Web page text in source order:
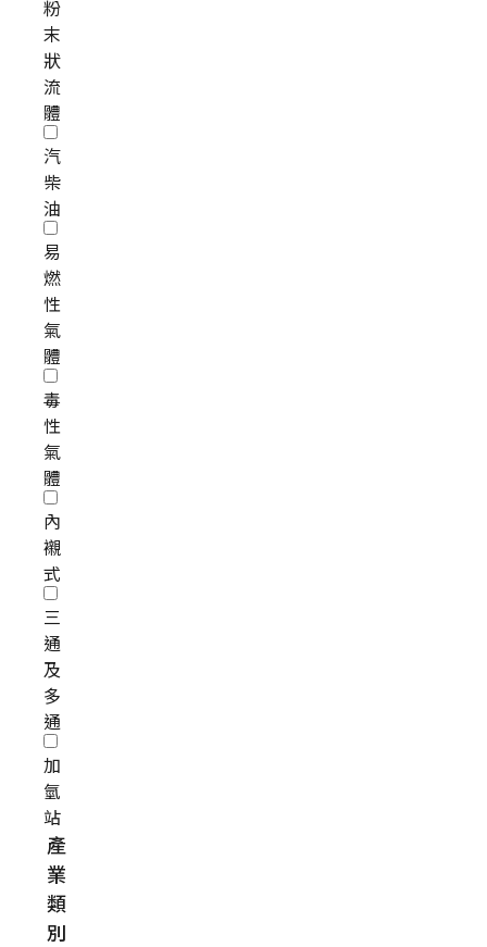
粉
末
狀
流
體
汽
柴
油
易
燃
性
氣
體
毒
性
氣
體
內
襯
式
三
通
及
多
通
加
氫
站
產
業
類
別